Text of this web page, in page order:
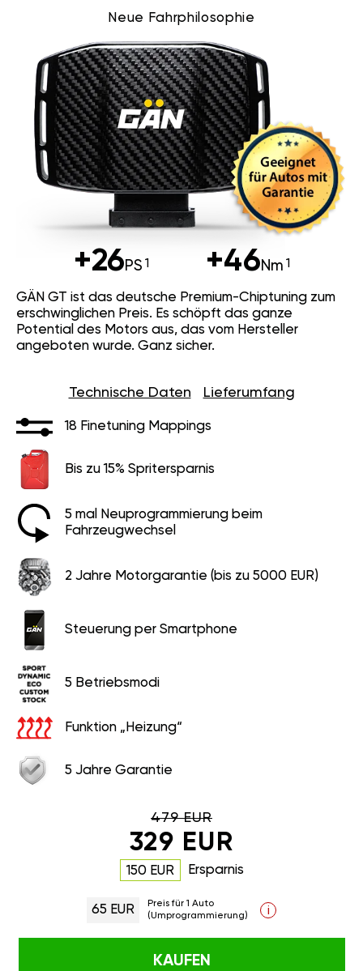
Neue Fahrphilosophie
+26PS +46Nm
GÄN GT ist das deutsche Premium-Chiptuning zum
erschwinglichen Preis. Es schöpft das ganze
Potential des Motors aus, das vom Hersteller
angeboten wurde. Ganz sicher.
Technische Daten Lieferumfang
18 Finetuning Mappings
Bis zu 15% Spritersparnis
5 mal Neuprogrammierung beim
Fahrzeugwechsel
2 Jahre Motorgarantie (bis zu 5000 EUR)
Steuerung per Smartphone
5 Betriebsmodi
Funktion „Heizung“
5 Jahre Garantie
479 EUR
329 EUR
150 EUR Ersparnis
65 EUR
Preis für 1 Auto
(Umprogrammierung)
i
KAUFEN